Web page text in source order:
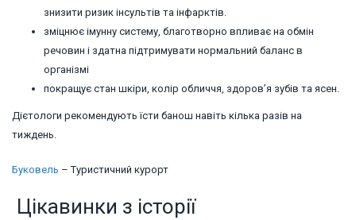
знизити ризик інсультів та інфарктів.
зміцнює імунну систему, благотворно впливає на обмін
речовин і здатна підтримувати нормальний баланс в
організмі
покращує стан шкіри, колір обличчя, здоров’я зубів та ясен.
Дієтологи рекомендують їсти банош навіть кілька разів на
тиждень.
Буковель – Туристичний курорт
Цікавинки з історії